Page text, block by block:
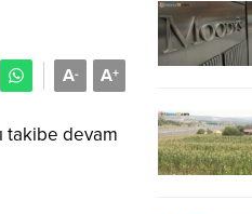
A+
A-
takibe devam